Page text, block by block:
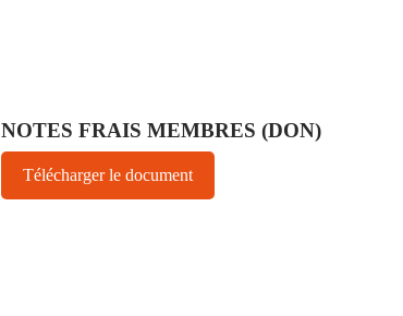
NOTES FRAIS MEMBRES (DON)
Télécharger le document